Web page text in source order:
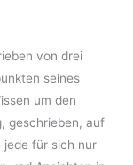
von drei
seines
um den
geschrieben, auf
jede für sich nur